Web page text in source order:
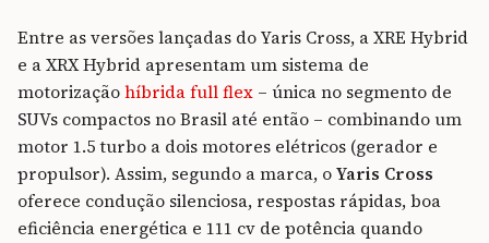
Entre as versões lançadas do Yaris Cross, a XRE Hybrid
e a XRX Hybrid apresentam um sistema de
motorizaçãohíbrida full flex – única no segmento de
SUVs compactos no Brasil até então – combinando um
motor 1.5 turbo a dois motores elétricos (gerador e
propulsor). Assim, segundo a marca, oYaris Cross
oferece condução silenciosa, respostas rápidas, boa
eficiência energética e 111 cv de potência quando